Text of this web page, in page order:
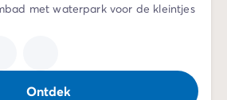
met waterpark voor de kleintjes
Ontdek